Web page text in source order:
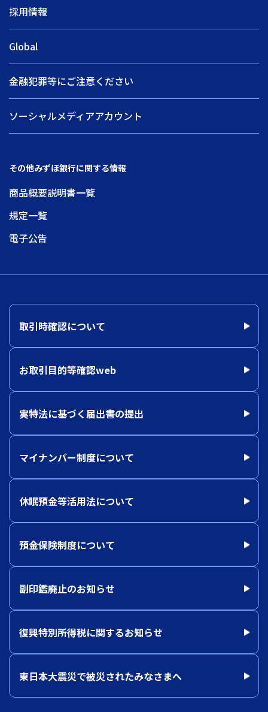
採用情報
Global
金融犯罪等にご注意ください
ソーシャルメディアアカウント
その他みずほ銀行に関する情報
商品概要説明書一覧
規定一覧
電子公告
取引時確認について
お取引目的等確認web
実特法に基づく届出書の提出
マイナンバー制度について
休眠預金等活用法について
預金保険制度について
副印鑑廃止のお知らせ
復興特別所得税に関するお知らせ
東日本大震災で被災されたみなさまへ